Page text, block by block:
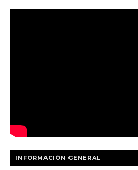
INFORMACIÓN GENERAL